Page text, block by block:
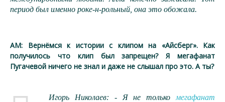
период был именно роке-н-рольный, она это обожала.
АМ: Вернёмся к истории с клипом на «Айсберг». Как
получилось что клип был запрещен? Я мегафанат
Пугачевой ничего не знал и даже не слышал про это. А ты?
Игорь Николаев: - Я не только мегафанат